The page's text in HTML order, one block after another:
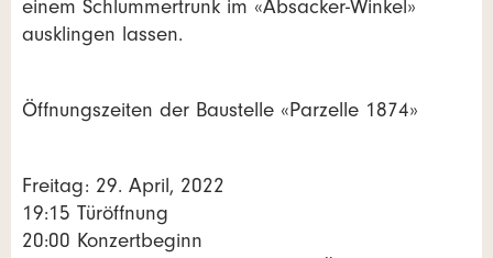
einem Schlummertrunk im «Absacker-Winkel»
ausklingen lassen.
Öffnungszeiten der Baustelle «Parzelle 1874»
Freitag: 29. April, 2022
19:15 Türöffnung
20:00 Konzertbeginn